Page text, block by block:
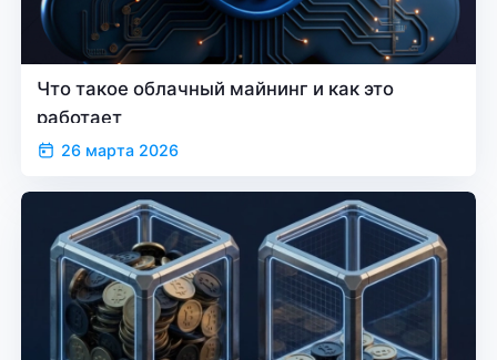
Что такое облачный майнинг и как это
работает
26 марта 2026